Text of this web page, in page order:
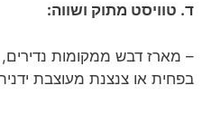
ד. טוויסט מתוק ושווה:
– מארז דבש ממקומות נדירים,
בפחית או צנצנת מעוצבת